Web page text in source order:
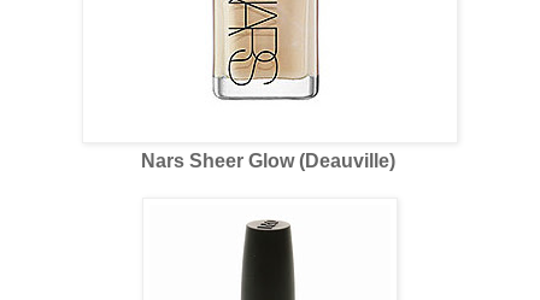
Nars Sheer Glow (Deauville)